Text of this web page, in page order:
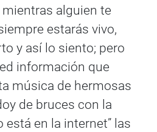
alguien te
estarás vivo,
y así lo siento; pero
información que
música de hermosas
de bruces con la
está en la internet” las